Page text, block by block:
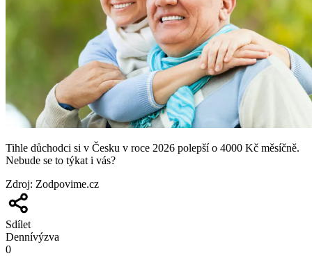
Tihle důchodci si v Česku v roce 2026 polepší o 4000 Kč měsíčně.
Nebude se to týkat i vás?
Zdroj: Zodpovime.cz
Sdílet
Dennívýzva
0